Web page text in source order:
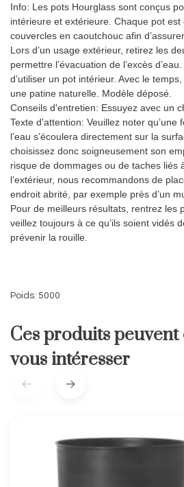
Info: Les pots Hourglass sont conçus
intérieure et extérieure. Chaque pot est
couvercles en caoutchouc afin
Lors d’un usage extérieur, retirez les
permettre l’évacuation de l’excès
d’utiliser un pot intérieur. Avec le
une patine naturelle. Modèle déposé.
Conseils d'entretien: Essuyez avec un
Texte d'attention: Veuillez noter qu’une
l’eau s’écoulera directement sur la
choisissez donc soigneusement son
risque de dommages ou de taches liés
l’extérieur, nous recommandons de
endroit abrité, par exemple près d’un
Pour de meilleurs résultats, rentrez les
veillez toujours à ce qu’ils soient vidés
prévenir la rouille.
Poids: 5000
Ces produits
vous intéresser